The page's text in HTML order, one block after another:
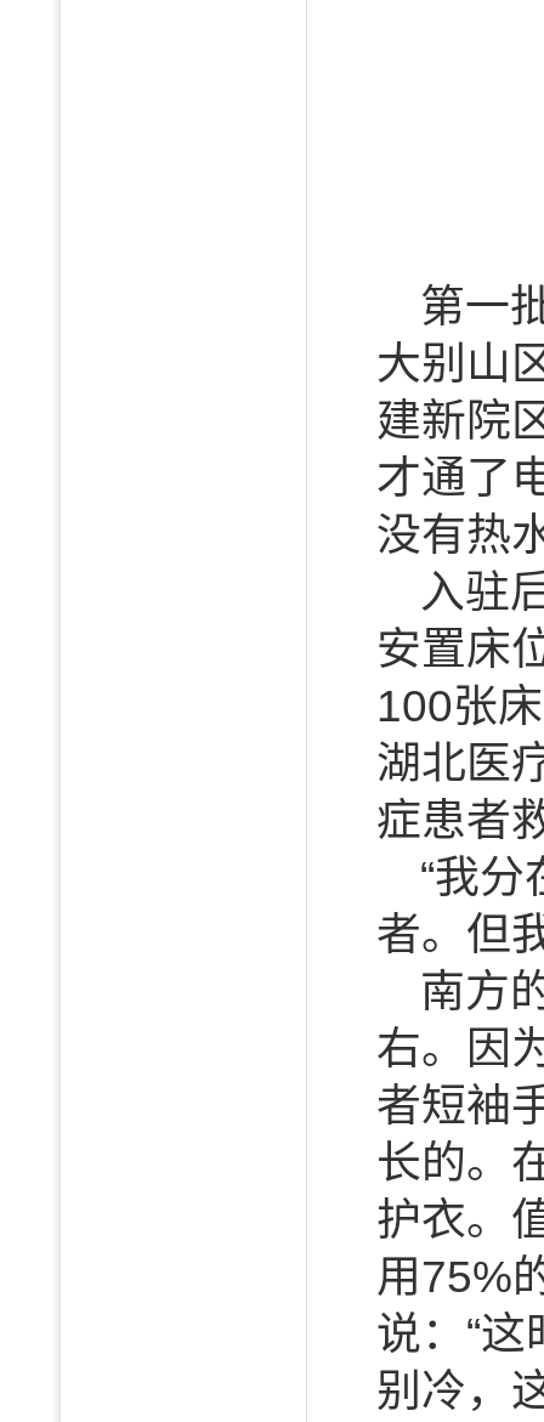
第一
大别山
建新院
才通了
没有热
入驻
安置床
100张
湖北医
症患者
“我
者。但
南方
右。因
者短袖
长的。
护衣。
用75%
说：“
别冷，